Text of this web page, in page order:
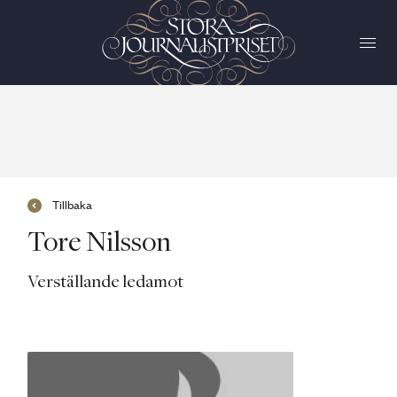
Tore Nilsson
Verställande ledamot
Tillbaka